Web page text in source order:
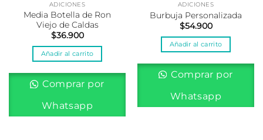
ADICIONES
Media Botella de Ron
Viejo de Caldas
$36.900
Añadir al carrito
Comprar por
Whatsapp
ADICIONES
Burbuja Personalizada
$54.900
Añadir al carrito
Comprar por
Whatsapp